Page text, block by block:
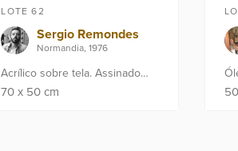
LOTE 62
Sergio Remondes
Normandia, 1976
Acrílico sobre tela. Assinado
CSE. Med: 70x50 cm.
70x 50cm